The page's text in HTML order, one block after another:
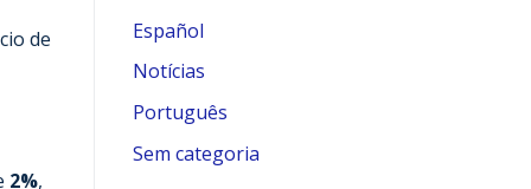
de
2%,
Español
Notícias
Português
Sem categoria